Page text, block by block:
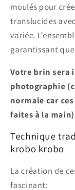
moulés pour
translucides
variée.
garantissant
Votre brin sera
photographie
normale car
faites à la
Technique
krobo krobo
La création de
fascinant: